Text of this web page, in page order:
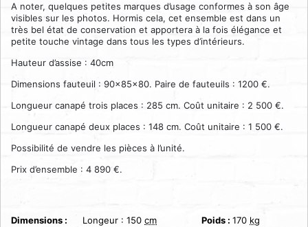
A noter, quelques petites marques d’usage conformes à son âge
visibles sur les photos. Hormis cela, cet ensemble est dans un
très bel état de conservation et apportera à la fois élégance et
petite touche vintage dans tous les types d’intérieurs.
Hauteur d’assise : 40cm
Dimensions fauteuil : 90x85x80. Paire de fauteuils : 1200 €.
Longueur canapé trois places : 285 cm. Coût unitaire : 2 500 €.
Longueur canapé deux places : 148 cm. Coût unitaire : 1 500 €.
Possibilité de vendre les pièces à l’unité.
Prix d’ensemble : 4 890 €.
Dimensions : Longeur : 150 cm
Poids :170 kg